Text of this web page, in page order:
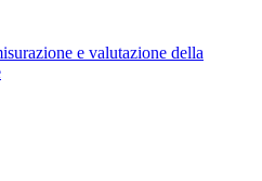
e valutazione della